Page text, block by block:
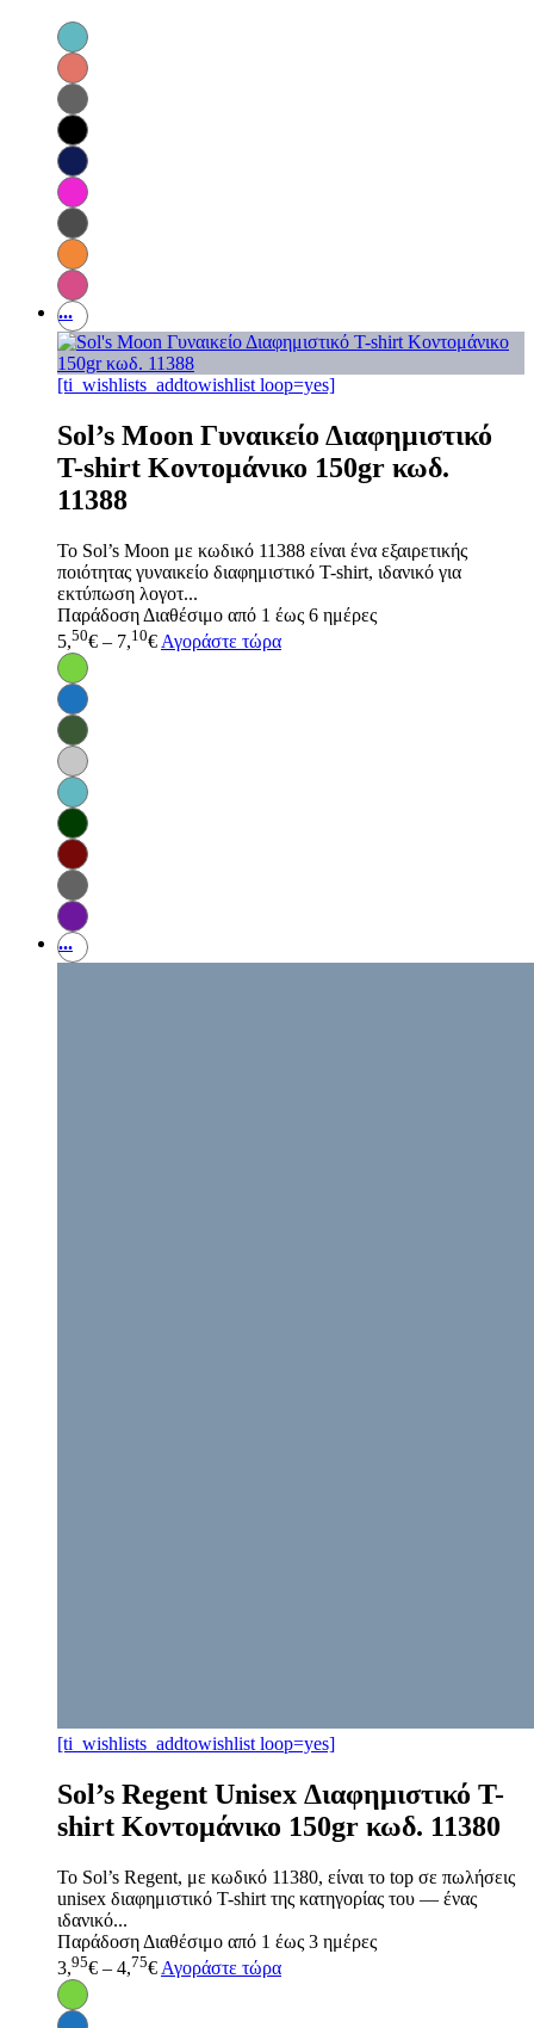
...
[ti_wishlists_addtowishlist loop=yes]
Sol’s Moon Γυναικείο Διαφημιστικό
T-shirt Κοντομάνικο 150gr κωδ.
11388
Το Sol’s Moon με κωδικό 11388 είναι ένα εξαιρετικής
ποιότητας γυναικείο διαφημιστικό T-shirt, ιδανικό για
εκτύπωση λογοτ...
Παράδοση Διαθέσιμο από 1 έως 6 ημέρες
5,50€ – 7,10€ Αγοράστε τώρα
...
[ti_wishlists_addtowishlist loop=yes]
Sol’s Regent Unisex Διαφημιστικό T-
shirt Κοντομάνικο 150gr κωδ. 11380
Το Sol’s Regent, με κωδικό 11380, είναι το top σε πωλήσεις
unisex διαφημιστικό T-shirt της κατηγορίας του — ένας
ιδανικό...
Παράδοση Διαθέσιμο από 1 έως 3 ημέρες
3,95€ – 4,75€Αγοράστε τώρα